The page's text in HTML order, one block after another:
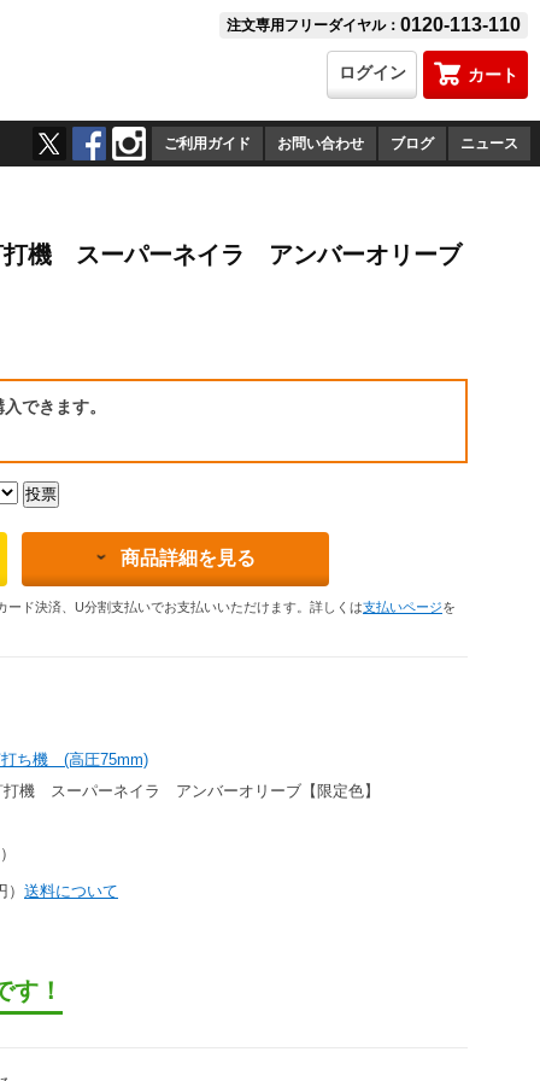
注文専用フリーダイヤル： 0120-113-110
カート
ログイン
ご利用ガイド お問い合わせ ブログ ニュース
機 スーパーネイラ アンバーオリーブ
できます。
商品詳細を見る
ド決済、U分割支払いでお支払いいただけます。詳しくは支払いページを
ち機 (高圧75mm)
機 スーパーネイラ アンバーオリーブ【限定色】
送料について
す！